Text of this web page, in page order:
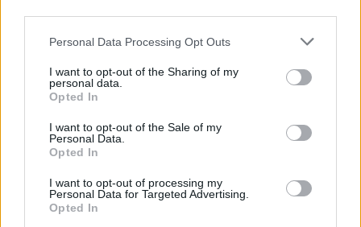
Please note that this website/app uses one or more Google
not limited to your visit or usage behaviour. You may click to
grant or deny consent to Google and its third-party tags to
use your data for below specified purposes in below Google
consent section.
Personal Data Processing Opt Outs
I want to opt-out of the Sharing of my
personal data.
Opted In
I want to opt-out of the Sale of my
Personal Data.
Opted In
I want to opt-out of processing my
Personal Data for Targeted Advertising.
Opted In
Σαν σήμερα πριν από 65 χρόνια γεννήθηκε ο
τραγουδιστής των Queen (5 Σεπτεμβριου 1946) και
απεβίωσε στις 24 Νοεμβρίου του 1991. Γνωστός για τις
απίστευτο εύρος της φωνής του ικανό να καλύψει
από hard rock κομμάτια μέχρι και μπαλάντες, ο
Freddie Mercury έχει περάσει για τα καλά στην
ιστορία αλλά και τις καρδιές όλων μας.